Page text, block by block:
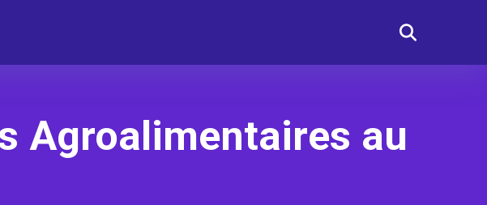
Agroalimentaires au